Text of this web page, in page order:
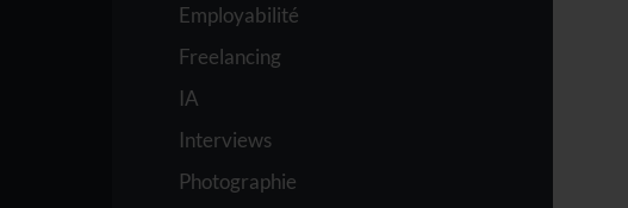
Employabilité
Freelancing
IA
Interviews
Photographie